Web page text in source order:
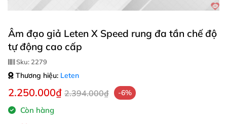
Âm đạo giả Leten X Speed rung đa tần chế độ
tự động cao cấp
Sku: 2279
Thương hiệu: Leten
2.250.000₫ 2.394.000₫ -6%
Còn hàng